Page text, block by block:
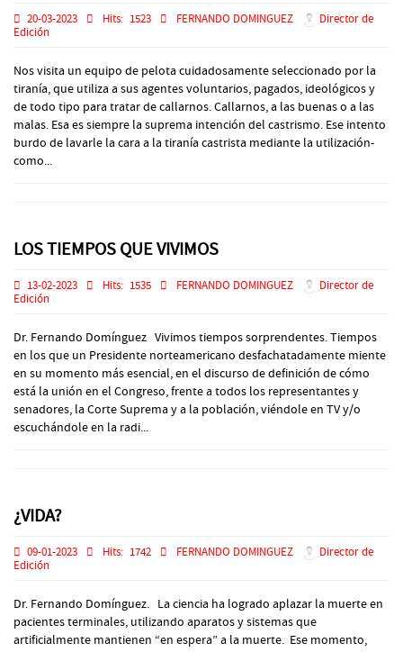
20-03-2023 Hits: 1523 FERNANDO DOMINGUEZ
Director de
Edición
Nos visita un equipo de pelota cuidadosamente seleccionado por la
tiranía, que utiliza a sus agentes voluntarios, pagados, ideológicos y
de todo tipo para tratar de callarnos. Callarnos, a las buenas o a las
malas. Esa es siempre la suprema intención del castrismo. Ese intento
burdo de lavarle la cara a la tiranía castrista mediante la utilización-
como...
LOS TIEMPOS QUE VIVIMOS
13-02-2023 Hits: 1535 FERNANDO DOMINGUEZ
Director de
Edición
Dr. Fernando Domínguez Vivimos tiempos sorprendentes. Tiempos
en los que un Presidente norteamericano desfachatadamente miente
en su momento más esencial, en el discurso de definición de cómo
está la unión en el Congreso, frente a todos los representantes y
senadores, la Corte Suprema y a la población, viéndole en TV y/o
escuchándole en la radi...
¿VIDA?
09-01-2023 Hits: 1742 FERNANDO DOMINGUEZ
Director de
Edición
Dr. Fernando Domínguez. La ciencia ha logrado aplazar la muerte en
pacientes terminales, utilizando aparatos y sistemas que
artificialmente mantienen “en espera” a la muerte. Ese momento,